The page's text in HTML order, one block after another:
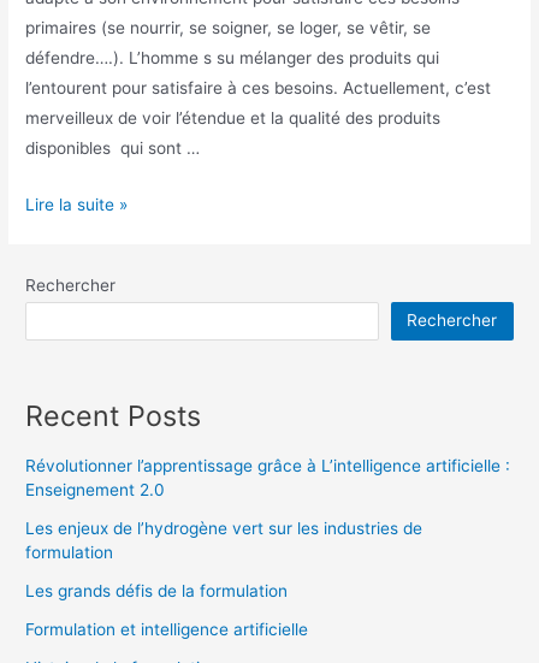
primaires (se nourrir, se soigner, se loger, se vêtir, se
défendre….). L’homme s su mélanger des produits qui
l’entourent pour satisfaire à ces besoins. Actuellement, c’est
merveilleux de voir l’étendue et la qualité des produits
disponibles qui sont …
Lire la suite »
Rechercher
Rechercher
Recent Posts
Révolutionner l’apprentissage grâce à L’intelligence artificielle :
Enseignement 2.0
Les enjeux de l’hydrogène vert sur les industries de
formulation
Les grands défis de la formulation
Formulation et intelligence artificielle